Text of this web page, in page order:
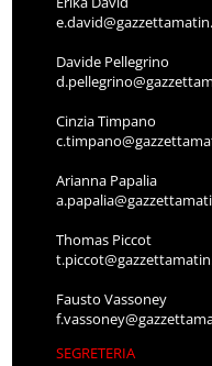
Davide Pellegrino
Cinzia Timpano
Arianna Papalia
Thomas Piccot
Fausto Vassoney
SEGRETERIA